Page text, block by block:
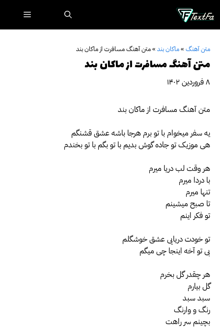
محتوا
فهرست
متن آهنگ »ماکان بند »متن آهنگ مسافرت از ماکان بند
متن آهنگ مسافرت از ماکان بند
۸ فروردین ۱۴۰۲
متن آهنگ مسافرت از ماکان بند
یه سفر میخوام با تو برم هرجا باشه عشق قشنگم
هی موزیک تو جاده گوش بدیم با تو بگم با تو بخندم
هر وقت لب دریا میرم
با دردا میرم
تنها میرم
تا صبح میشینم
تو فکر اینم
تو خودت دریایی عشق خوشگلم
بی تو آخه اینجا چی میگم
هر چقدر گل بخرم
گل بیارم
سبد سبد
رنگ و وارنگ
بچینم سر راهت